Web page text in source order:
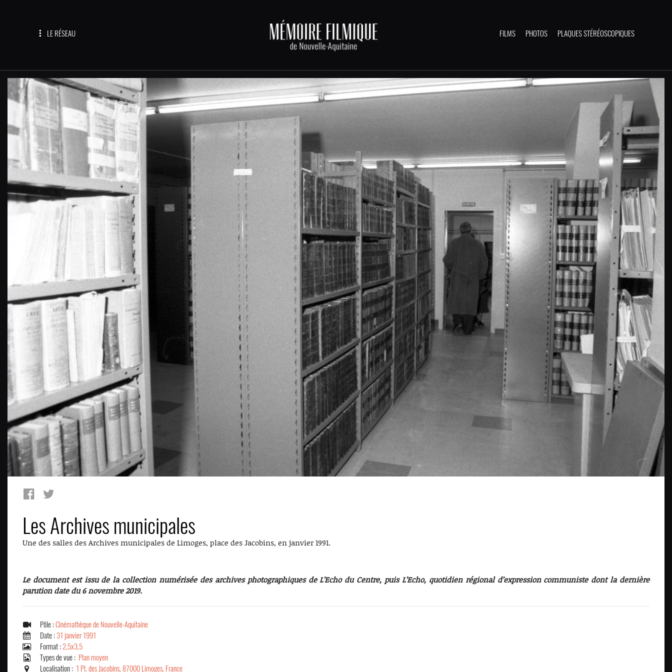
LE RÉSEAU FILMS PHOTOS PLAQUES STÉRÉOSCOPIQUES
Les Archives municipales
Une des salles des Archives municipales de Limoges, place des Jacobins, en janvier 1991.
Le document est issu de la collection numérisée des archives photographiques de L’Echo du Centre, puis L’Echo, quotidien régional d’expression communiste dont la dernière
parution date du 6 novembre 2019.
Pôle :Cinémathèque de Nouvelle-Aquitaine
Date : 31 janvier 1991
Format :2,5x3,5
Types de vue : Plan moyen
Localisation : 1 Pl. des Jacobins, 87000 Limoges, France